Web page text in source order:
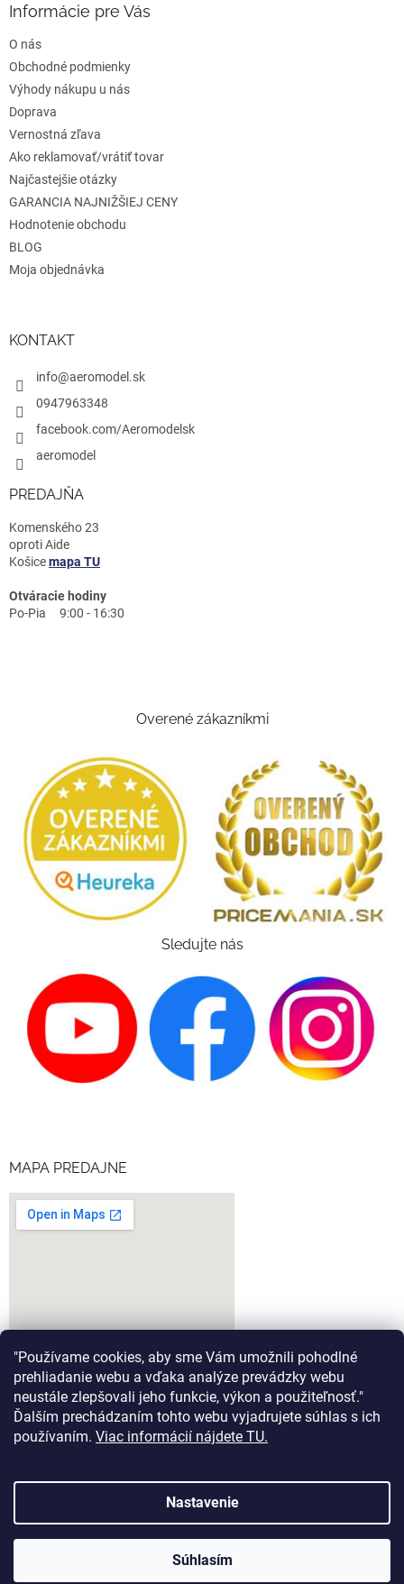
"Používame cookies, aby sme Vám umožnili pohodlné
prehliadanie webu a vďaka analýze prevádzky webu
neustále zlepšovali jeho funkcie, výkon a použiteľnosť."
Ďalším prechádzaním tohto webu vyjadrujete súhlas s ich
používaním. Viac informácií nájdete TU.
Nastavenie
Súhlasím
e
Informácie pre Vás
O nás
Obchodné podmienky
Výhody nákupu u nás
Doprava
Vernostná zľava
Ako reklamovať/vrátiť tovar
Najčastejšie otázky
GARANCIA NAJNIŽŠIEJ CENY
Hodnotenie obchodu
BLOG
Moja objednávka
KONTAKT
info@aeromodel.sk
0947963348
facebook.com/Aeromodelsk
aeromodel
PREDAJŇA
Komenského 23
oproti Aide
Košicemapa TU
Otváracie hodiny
Po-Pia 9:00 - 16:30
Overené zákazníkmi
Sledujte nás
MAPA PREDAJNE
google-map-generator.com
Vytvoril Shoptet
Aeromodel.sk. Všetky práva vyhradené.